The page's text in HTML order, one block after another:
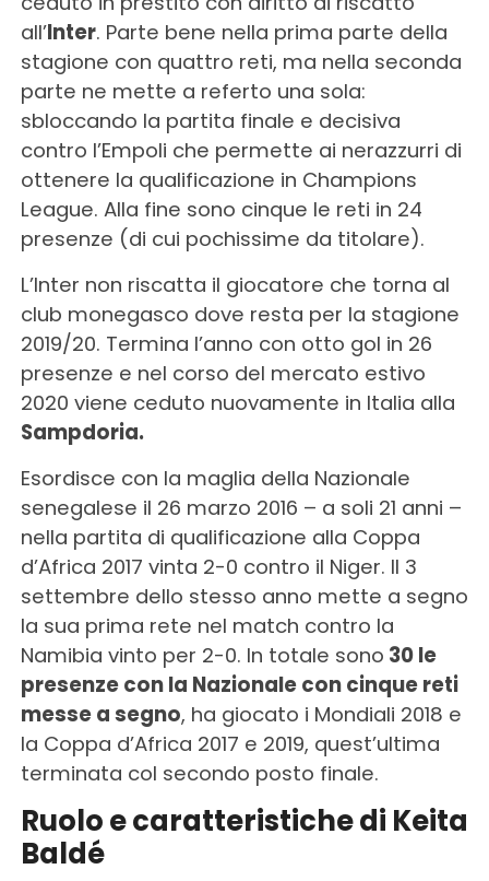
all’Inter. Parte bene nella prima parte della
stagione con quattro reti, ma nella seconda
parte ne mette a referto una sola:
sbloccando la partita finale e decisiva
contro l’Empoli che permette ai nerazzurri di
ottenere la qualificazione in Champions
League. Alla fine sono cinque le reti in 24
presenze (di cui pochissime da titolare).
L’Inter non riscatta il giocatore che torna al
club monegasco dove resta per la stagione
2019/20. Termina l’anno con otto gol in 26
presenze e nel corso del mercato estivo
2020 viene ceduto nuovamente in Italia alla
Sampdoria.
Esordisce con la maglia della Nazionale
senegalese il 26 marzo 2016 – a soli 21 anni –
nella partita di qualificazione alla Coppa
d’Africa 2017 vinta 2-0 contro il Niger. Il 3
settembre dello stesso anno mette a segno
la sua prima rete nel match contro la
Namibia vinto per 2-0. In totale sono 30 le
presenze con la Nazionale con cinque reti
messe a segno, ha giocato i Mondiali 2018 e
la Coppa d’Africa 2017 e 2019, quest’ultima
terminata col secondo posto finale.
Ruolo e caratteristiche di Keita
Baldé